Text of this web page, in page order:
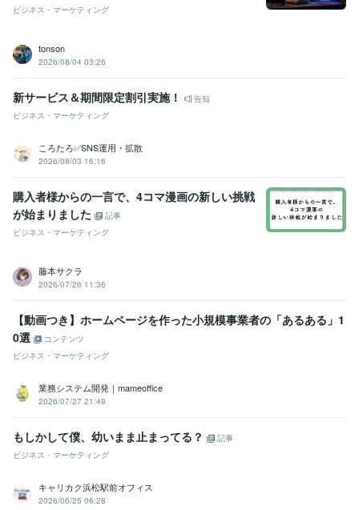
ビジネス・マーケティング
tonson
2026/08/04 03:26
新サービス＆期間限定割引実施！
告知
ビジネス・マーケティング
ころたろ✅SNS運用・拡散
2026/08/03 16:16
購入者様からの一言で、4コマ漫画の新しい挑戦
が始まりました
記事
ビジネス・マーケティング
藤本サクラ
2026/07/26 11:36
【動画つき】ホームページを作った小規模事業者の「あるある」1
0選
コンテンツ
ビジネス・マーケティング
業務システム開発｜mameoffice
2026/07/27 21:49
もしかして僕、幼いまま止まってる？
記事
ビジネス・マーケティング
キャリカク浜松駅前オフィス
2026/06/25 06:28